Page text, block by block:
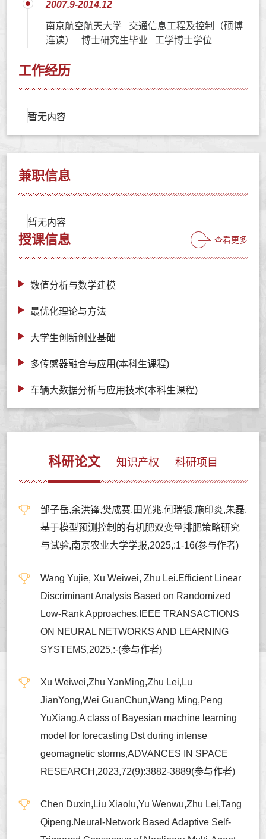
2007.9-2014.12
南京航空航天大学 交通信息工程及控制（硕博
连读） 博士研究生毕业 工学博士学位
工作经历
暂无内容
兼职信息
暂无内容
授课信息 查看更多
数值分析与数学建模
最优化理论与方法
大学生创新创业基础
多传感器融合与应用(本科生课程)
车辆大数据分析与应用技术(本科生课程)
科研论文 知识产权 科研项目
邹子岳,余洪锋,樊成赛,田光兆,何瑞银,施印炎,朱磊.
基于模型预测控制的有机肥双变量排肥策略研究
与试验,南京农业大学学报,2025,:1-16(参与作者)
Wang Yujie, Xu Weiwei, Zhu Lei.Efficient Linear
Discriminant Analysis Based on Randomized
Low-Rank Approaches,IEEE TRANSACTIONS
ON NEURAL NETWORKS AND LEARNING
SYSTEMS,2025,:-(参与作者)
Xu Weiwei,Zhu YanMing,Zhu Lei,Lu
JianYong,Wei GuanChun,Wang Ming,Peng
YuXiang.A class of Bayesian machine learning
model for forecasting Dst during intense
geomagnetic storms,ADVANCES IN SPACE
RESEARCH,2023,72(9):3882-3889(参与作者)
Chen Duxin,Liu Xiaolu,Yu Wenwu,Zhu Lei,Tang
Qipeng.Neural-Network Based Adaptive Self-